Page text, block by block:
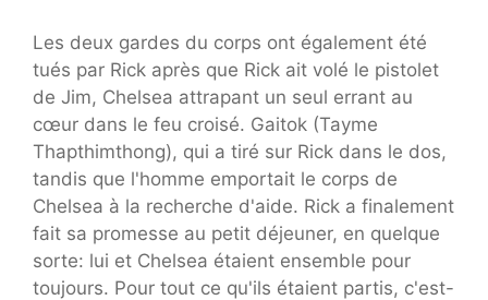
Les deux gardes du corps ont également été
tués par Rick après que Rick ait volé le pistolet
de Jim, Chelsea attrapant un seul errant au
cœur dans le feu croisé. Gaitok (Tayme
Thapthimthong), qui a tiré sur Rick dans le dos,
tandis que l'homme emportait le corps de
Chelsea à la recherche d'aide. Rick a finalement
fait sa promesse au petit déjeuner, en quelque
sorte: lui et Chelsea étaient ensemble pour
toujours. Pour tout ce qu'ils étaient partis, c'est-